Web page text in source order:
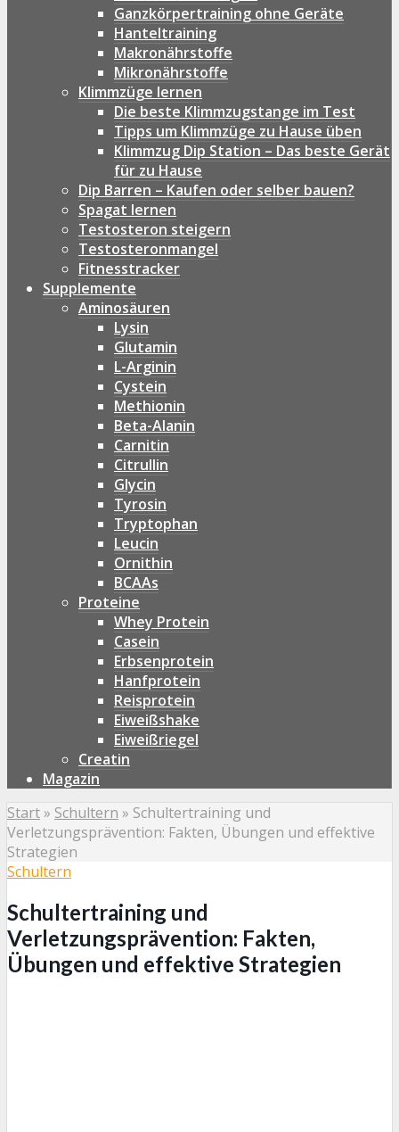
Ganzkörpertraining ohne Geräte
Hanteltraining
Makronährstoffe
Mikronährstoffe
Klimmzüge lernen
Die beste Klimmzugstange im Test
Tipps um Klimmzüge zu Hause üben
Klimmzug Dip Station – Das beste Gerät
für zu Hause
Dip Barren – Kaufen oder selber bauen?
Spagat lernen
Testosteron steigern
Testosteronmangel
Fitnesstracker
Supplemente
Aminosäuren
Lysin
Glutamin
L-Arginin
Cystein
Methionin
Beta-Alanin
Carnitin
Citrullin
Glycin
Tyrosin
Tryptophan
Leucin
Ornithin
BCAAs
Proteine
Whey Protein
Casein
Erbsenprotein
Hanfprotein
Reisprotein
Eiweißshake
Eiweißriegel
Creatin
Magazin
Start» Schultern » Schultertraining und
Verletzungsprävention: Fakten, Übungen und effektive
Strategien
Schultern
Schultertraining und
Verletzungsprävention: Fakten,
Übungen und effektive Strategien